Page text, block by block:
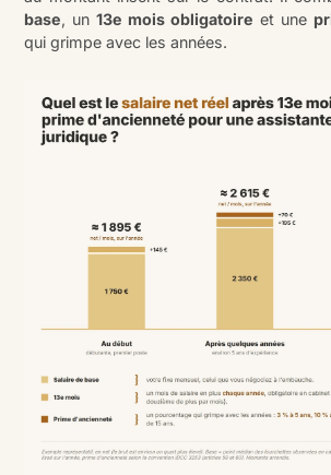
base, un13e mois obligatoire et une
qui grimpe avec les années.